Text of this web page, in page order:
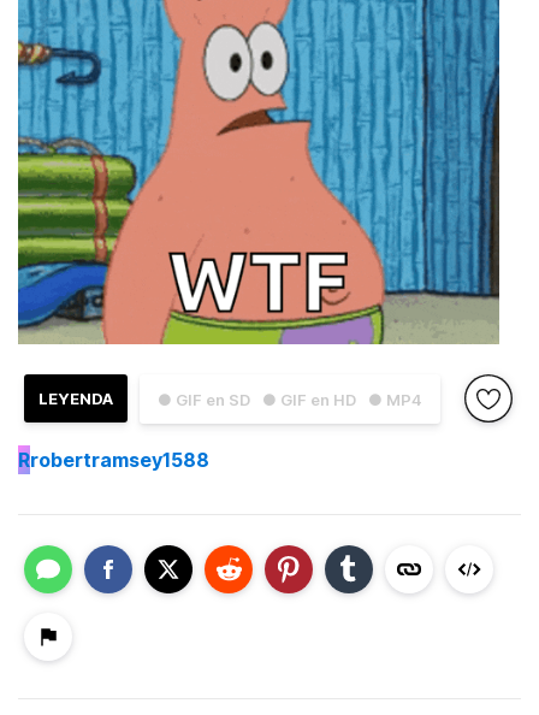
● GIF en SD ● GIF en HD ● MP4
LEYENDA
Rrobertramsey1588